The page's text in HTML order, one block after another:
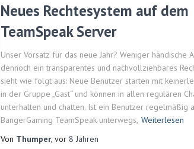
Neues Rechtesystem auf dem
TeamSpeak Server
Unser Vorsatz für das neue Jahr? Weniger händische
dennoch ein transparentes und nachvollziehbares
sieht wie folgt aus: Neue Benutzer starten mit
in der Gruppe „Gast“ und können in allen regulären
unterhalten und chatten. Ist ein Benutzer regelmäßig
BangerGaming TeamSpeak unterwegs, Weiterlesen
Von Thumper , vor 8 Jahren